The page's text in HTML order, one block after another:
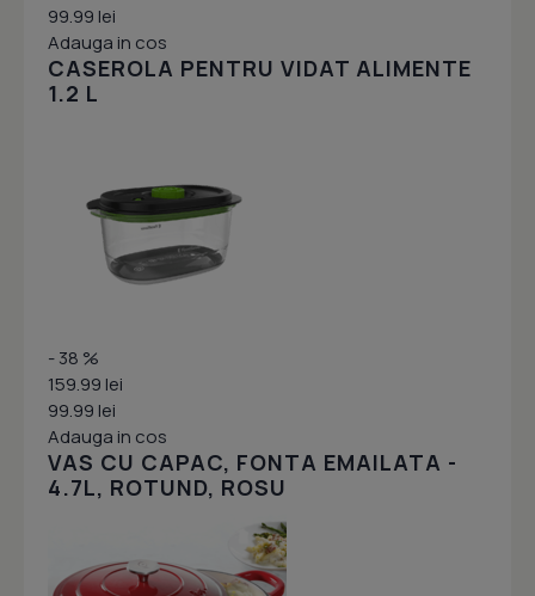
99.99 lei
Adauga in cos
CASEROLA PENTRU VIDAT ALIMENTE
1.2 L
- 38 %
159.99 lei
99.99 lei
Adauga in cos
VAS CU CAPAC, FONTA EMAILATA -
4.7L, ROTUND, ROSU